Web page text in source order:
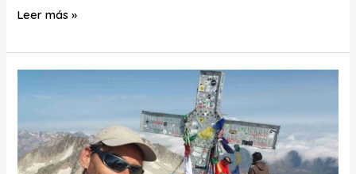
Leer más »
Conciencia
Plena,
Senderismo